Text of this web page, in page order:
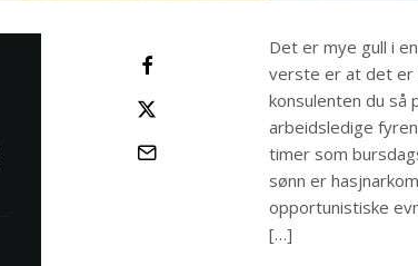
Det er mye gull i
verste er at det er
konsulenten du så
arbeidsledige
timer som
sønn er
opportunistiske
[…]